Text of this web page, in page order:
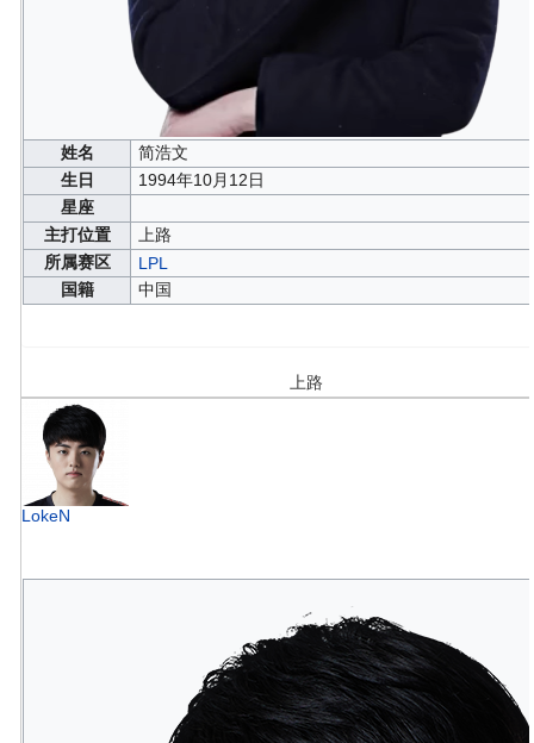
姓名
简浩文
生日
1994年10月12日
星座
主打位置
上路
所属赛区
LPL
国籍
中国
上路
LokeN